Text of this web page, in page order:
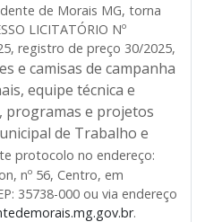
de Morais MG, torna
LICITATÓRIO Nº
registro de preço 30/2025,
e camisas de campanha
equipe técnica e
programas e projetos
de Trabalho e
protocolo no endereço:
nº 56, Centro, em
35738-000 ou via endereço
.